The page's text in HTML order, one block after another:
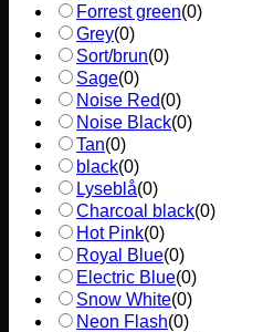
Forrest green(0)
Grey(0)
Sort/brun(0)
Sage(0)
Noise Red(0)
Noise Black(0)
Tan(0)
black(0)
Lyseblå(0)
Charcoal black(0)
Hot Pink(0)
Royal Blue(0)
Electric Blue(0)
Snow White(0)
Neon Flash(0)